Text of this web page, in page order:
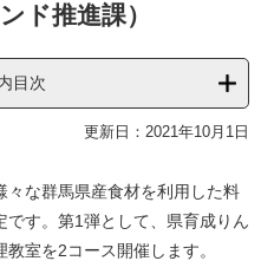
ド推進課）
目次
更新日：2021年10月1日
な群馬県産食材を利用した料
す。第1弾として、県育成りん
室を2コース開催します。